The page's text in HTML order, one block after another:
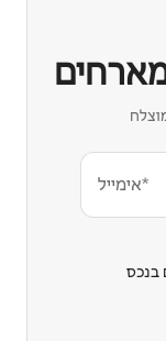
אימייל*